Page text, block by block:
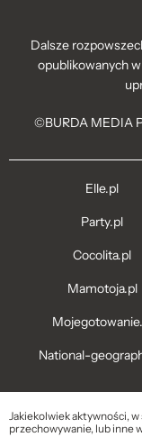
Dalsze
opublikowanych
©BURDA MEDIA
Elle.pl
Party.pl
Cocolita.pl
Mamotoja.pl
National-
Jakiekolwiek aktywności,
przechowywanie, lub inne